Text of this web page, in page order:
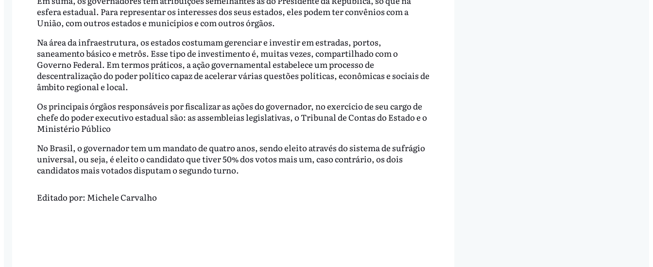
esfera estadual. Para representar os interesses dos seus estados, eles podem ter convênios com a
União, com outros estados e municípios e com outros órgãos.
Na área da infraestrutura, os estados costumam gerenciar e investir em estradas, portos,
saneamento básico e metrôs. Esse tipo de investimento é, muitas vezes, compartilhado com o
Governo Federal. Em termos práticos, a ação governamental estabelece um processo de
descentralização do poder político capaz de acelerar várias questões políticas, econômicas e sociais de
âmbito regional e local.
Os principais órgãos responsáveis por fiscalizar as ações do governador, no exercício de seu cargo de
chefe do poder executivo estadual são: as assembleias legislativas, o Tribunal de Contas do Estado e o
Ministério Público
No Brasil, o governador tem um mandato de quatro anos, sendo eleito através do sistema de sufrágio
universal, ou seja, é eleito o candidato que tiver 50% dos votos mais um, caso contrário, os dois
candidatos mais votados disputam o segundo turno.
Editado por: Michele Carvalho